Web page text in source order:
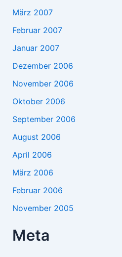
März 2007
Februar 2007
Januar 2007
Dezember 2006
November 2006
Oktober 2006
September 2006
August 2006
April 2006
März 2006
Februar 2006
November 2005
Meta